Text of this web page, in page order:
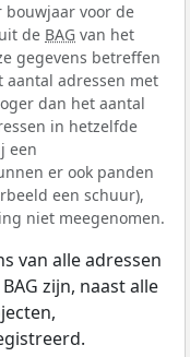
bouwjaar voor de
de BAG van het
gegevens betreffen
aantal adressen met
dan het aantal
in hetzelfde
een
er ook panden
een schuur),
niet meegenomen.
van alle adressen
zijn, naast alle